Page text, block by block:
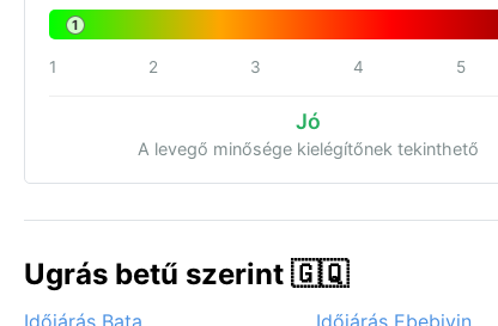
1
1 2 3 4 5
Jó
A levegő minősége kielégítőnek tekinthető
Ugrás betű szerint 🇬🇶